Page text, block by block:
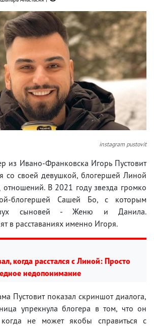
instagram pustovit
из Ивано-Франковска Игорь Пустовит
со своей девушкой, блогершей Линой
отношений. В 2021 году звезда громко
блогершей Сашей Бо, с которым
сыновей - Женю и Данила.
в расставаниях именно Игоря.
когда расстался с Линой: Просто
недопонимание
Пустовит показал скриншот диалога,
упрекнула блогера в том, что он
когда не может якобы справиться с